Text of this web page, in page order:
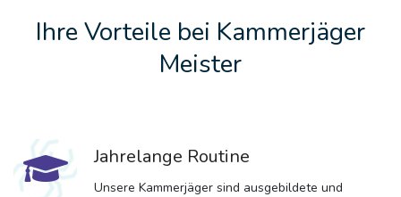
Ihre Vorteile bei Kammerjäger
Meister
Jahrelange Routine
Unsere Kammerjäger sind ausgebildete und